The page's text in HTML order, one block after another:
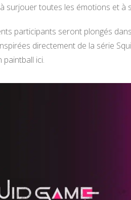
surjouer toutes les émotions et à
participants seront plongés
directement de la série
paintball ici.